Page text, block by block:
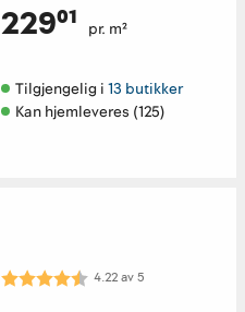
229⁰¹ pr. m²
Tilgjengelig i 13 butikker
Kan hjemleveres (125)
Karakter: 4.2 av 5 mulige
4.22av5